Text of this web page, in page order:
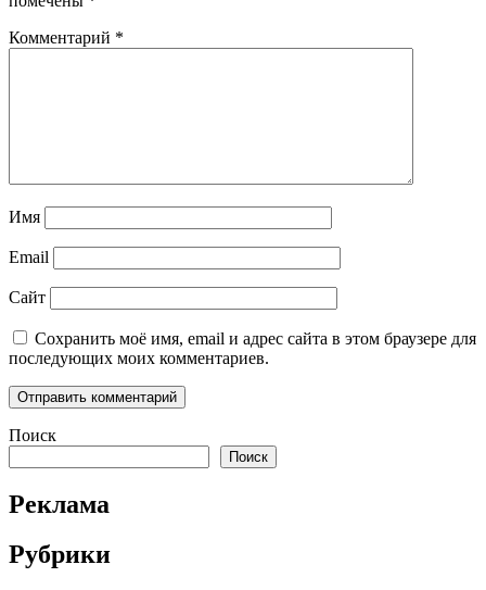
Комментарий *
Имя
Email
Сайт
Сохранить моё имя, email и адрес сайта в этом браузере для
последующих моих комментариев.
Поиск
Поиск
Реклама
Рубрики